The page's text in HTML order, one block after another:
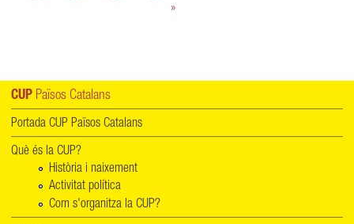
»
CUP Països Catalans
Portada CUP Països Catalans
Què és la CUP?
Història i naixement
Activitat política
Com s'organitza la CUP?